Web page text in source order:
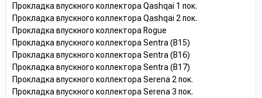
Прокладка впускного коллектора Qashqai 1 пок.
Прокладка впускного коллектора Qashqai 2 пок.
Прокладка впускного коллектора Rogue
Прокладка впускного коллектора Sentra (B15)
Прокладка впускного коллектора Sentra (B16)
Прокладка впускного коллектора Sentra (B17)
Прокладка впускного коллектора Serena 2 пок.
Прокладка впускного коллектора Serena 3 пок.